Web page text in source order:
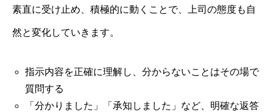
素直に受け止め、積極的に動くことで、上司の態度も自
然と変化していきます。
指示内容を正確に理解し、分からないことはその場で
質問する
「分かりました」「承知しました」など、明確な返答